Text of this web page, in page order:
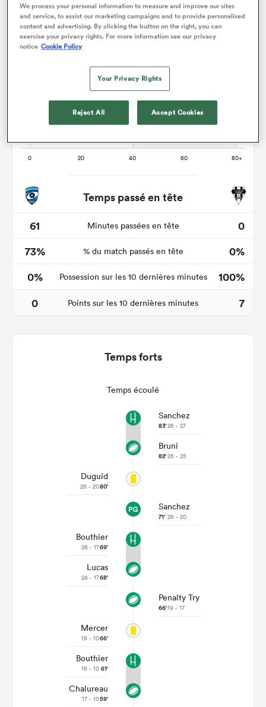
Temps passé en tête
61
Minutes passées en tête
0
73%
% du match passés en tête
0%
0%
Possession sur les 10 dernières minutes
100%
0
Points sur les 10 dernières minutes 7
Temps forts
Temps écoulé
Sanchez
83'26 - 27
Bruni
82'26 - 25
Duguid
26 - 2080'
Sanchez
71' 26 - 20
Bouthier
26 - 1769'
Lucas
24 - 1768'
Penalty Try
66'19 - 17
Mercer
19 - 1066'
Bouthier
19 - 10 61'
Chalureau
17 - 1059'
We process your personal information to measure and improve our sites
and service, to assist our marketing campaigns and to provide personalised
content and advertising. By clicking the button on the right, you can
exercise your privacy rights. For more information see our privacy
notice Cookie Policy
Your Privacy Rights
Reject All Accept Cookies